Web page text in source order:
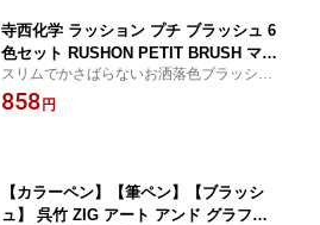
寺西化学 ラッション プチ ブラッシュ 6
色セット RUSHON PETIT BRUSH マー
カーカラーペン 翌日配送対応
スリムでかさばらないお洒落色ブラッシュ
ペン
858 円
【カラーペン】【筆ペン】【ブラッシ
ュ】 呉竹 ZIG アート アンド グラフィ